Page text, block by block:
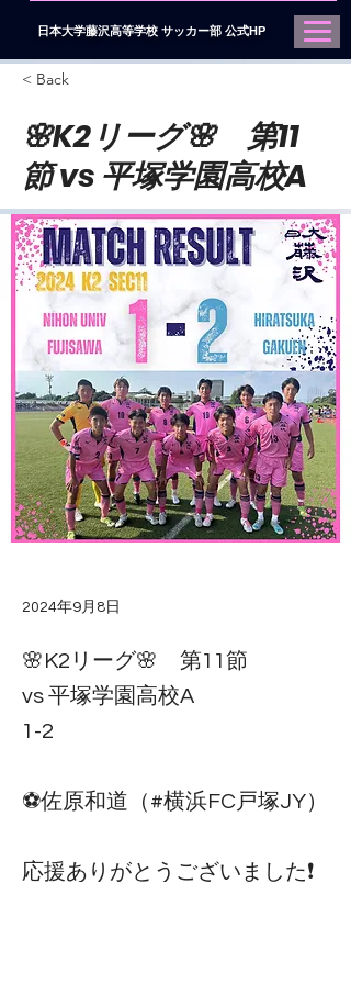
日本大学藤沢高等学校 サッカー部 公式HP
< Back
🌸K2リーグ🌸 第11
節 vs 平塚学園高校A
2024年9月8日
🌸K2リーグ🌸 第11節
vs 平塚学園高校A
1-2
⚽️佐原和道（#横浜FC戸塚JY）
応援ありがとうございました❗️